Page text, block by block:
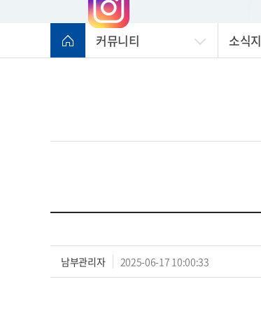
커뮤니티 소식지
남부관리자 2025-06-17 10:00:33